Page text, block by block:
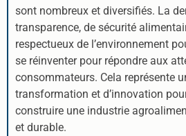
sont nombreux et diversifiés. La
transparence, de sécurité
respectueux de l’environnement
se réinventer pour répondre aux
consommateurs. Cela représente
transformation et d’innovation
construire une industrie
et durable.